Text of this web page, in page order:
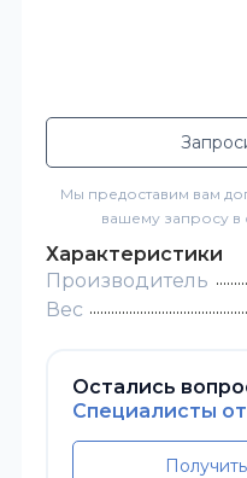
Мы предоставим вам
вашему запросу в
Характеристики
Производитель
Вес
Остались
Специалисты